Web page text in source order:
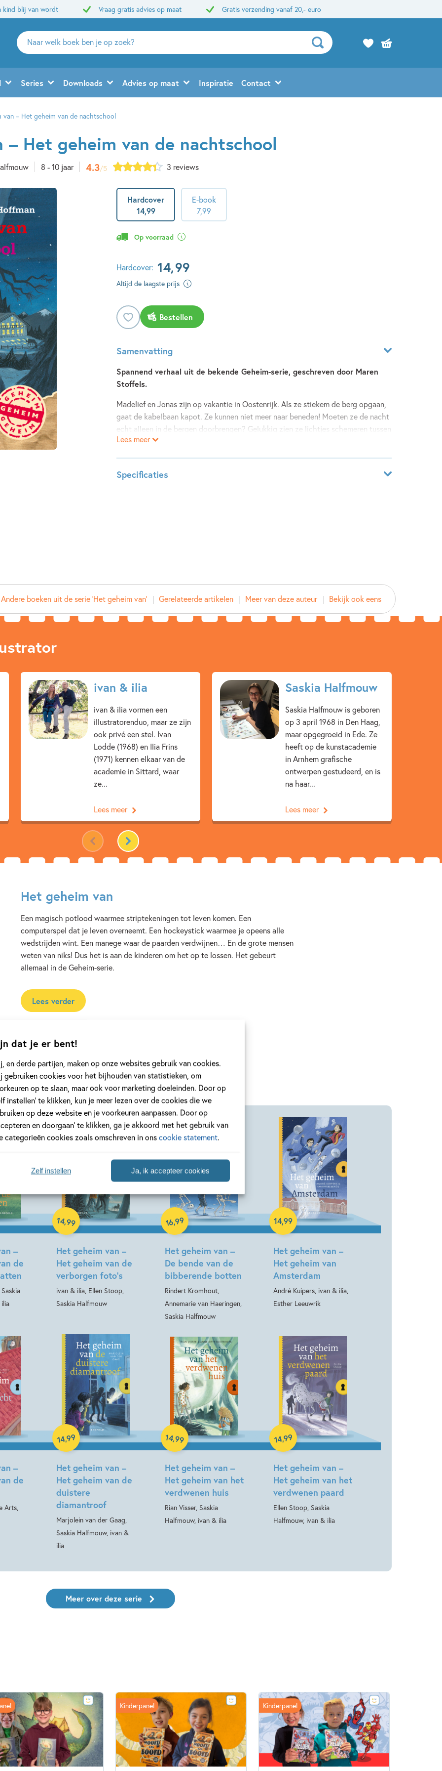
dat je er bent!
en derde partijen, maken op onze websites gebruik van cookies.
gebruiken cookies voor het bijhouden van statistieken, om
op te slaan, maar ook voor marketing doeleinden. Door op
instellen’ te klikken, kun je meer lezen over de cookies die we
op deze website en je voorkeuren aanpassen. Door op
en doorgaan’ te klikken, ga je akkoord met het gebruik van
categorieën cookies zoals omschreven in onscookie statement.
Ja, ik accepteer cookies
Zelf instellen
kind blij van wordt Vraag gratis advies op maat Gratis verzending vanaf 20,- euro
Zoeken
naar
en
uitgevers
Series Downloads Advies op maat Inspiratie Contact
van – Het geheim van de nachtschool
– Het geheim van de nachtschool
8 - 10 jaar 4.3/5 3 reviews
Hardcover
14,99
E-book
7,99
Op voorraad
Hardcover: 14,99
Altijd de laagste prijs
Bestellen
Samenvatting
Spannend verhaal uit de bekende Geheim-serie, geschreven door Maren
Stoffels.
Madelief en Jonas zijn op vakantie in Oostenrijk. Als ze stiekem de berg opgaan,
gaat de kabelbaan kapot. Ze kunnen niet meer naar beneden! Moeten ze de nacht
echt alleen in de bergen doorbrengen? Gelukkig zien ze lichtjes schemeren tussen
de bomen. Maar wat is dat voor een gebouw? En wat doen al die kinderen daar?
Lees meer
Specificaties
Prijs:
14,99
Aantal pagina's:
112
Uitgever:
Leopold
7 – 9 jaar 9 – 12 jaar Actie & avontuur
Broers & zussen
Dagelijks leven
Familie & gezin Op & rond school
Vriendschap
Zelfvertrouwen & weerbaarheid
Maren Stoffels
ivan & ilia
Saskia Halfmouw
ivan & ilia
Andere boeken uit de serie 'Het geheim van' Gerelateerde artikelen Meer van deze auteur Bekijk ook eens
ivan & ilia
ivan & ilia vormen een
illustratorenduo, maar ze zijn
ook privé een stel. Ivan
Lodde (1968) en Ilia Frins
(1971) kennen elkaar van de
academie in Sittard, waar
ze...
Lees meer
Saskia Halfmouw
Saskia Halfmouw is geboren
op 3 april 1968 in Den Haag,
maar opgegroeid in Ede. Ze
heeft op de kunstacademie
in Arnhem grafische
ontwerpen gestudeerd, en is
na haar...
Lees meer
Het geheim van
Een magisch potlood waarmee striptekeningen tot leven komen. Een
computerspel dat je leven overneemt. Een hockeystick waarmee je opeens alle
wedstrijden wint. Een manege waar de paarden verdwijnen… En de grote mensen
weten van niks! Dus het is aan de kinderen om het op te lossen. Het gebeurt
allemaal in de Geheim-serie.
Lees verder
'Het geheim van'
–
de
Het geheim van –
Het geheim van de
verborgen foto’s
ivan & ilia, Ellen Stoop,
Saskia Halfmouw
14,99
Hardcover
Het geheim van –
De bende van de
bibberende botten
Rindert Kromhout,
Annemarie van Haeringen,
Saskia Halfmouw
16,99
Hardcover
Het geheim van –
Het geheim van
Amsterdam
André Kuipers, ivan & ilia,
Esther Leeuwrik
14,99
Hardcover
–
de
Arts,
Het geheim van –
Het geheim van de
duistere
diamantroof
Marjolein van der Gaag,
Saskia Halfmouw, ivan &
ilia
14,99
Hardcover
Het geheim van –
Het geheim van het
verdwenen huis
Rian Visser, Saskia
Halfmouw, ivan & ilia
14,99
Hardcover
Het geheim van –
Het geheim van het
verdwenen paard
Ellen Stoop, Saskia
Halfmouw, ivan & ilia
14,99
Hardcover
Meer over deze serie
Kinderpanel Kinderpanel